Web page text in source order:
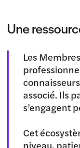
Une
Les
associé. Ils
s’engagent
Cet
niveau,